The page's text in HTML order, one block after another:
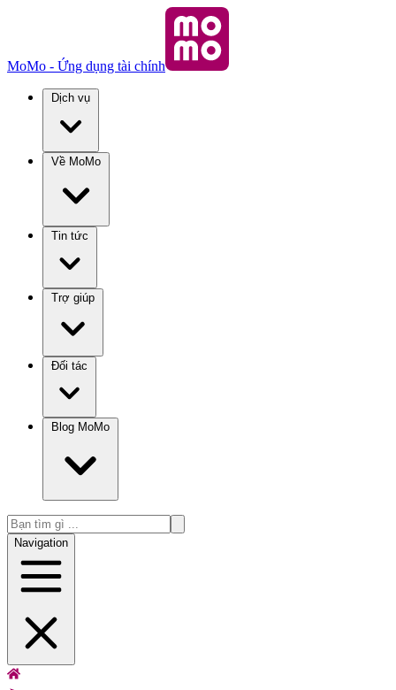
MoMo - Ứng dụng tài chính
Dịch vụ
Về MoMo
Tin tức
Trợ giúp
Đối tác
Blog MoMo
Navigation